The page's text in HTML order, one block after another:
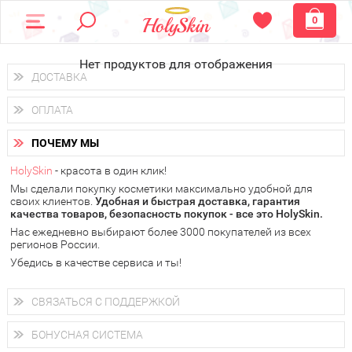
0
Нет продуктов для отображения
ДОСТАВКА
Доставка осуществляетсяпо всем городам России.
Вы можете выбрать доставку курьером, Почтой России или
получить заказ в пунктах выдачи PickPoint или пункте
самовывоза.
В 20 городах России доставка осуществляется ужена
следующий день.
у Вас всегда есть возможность получитьбесплатную
доставку от HolySkin.
подробнее об условиях доставки и оплаты в Вашем городе
ОПЛАТА
Вы можете оплатить свой заказ любым удобным способом:
наличными деньгами (
через интернет-банк (Альфа-банк, Сбербанк) и другими
электронными способами.
ПОЧЕМУ МЫ
HolySkin - красота в один клик!
Мы сделали покупку косметики максимально удобной для
своих клиентов. Удобная и быстрая доставка, гарантия
качества товаров, безопасность покупок - все это HolySkin.
Нас ежедневно выбирают более 3000 покупателей из всех
регионов России.
Убедись в качестве сервиса и ты!
СВЯЗАТЬСЯ С ПОДДЕРЖКОЙ
+7 (800) 707-24-55
Мы будем рады ответить на все Ваши вопросы по работе
магазина, проконсультировать по товарам, рассказать о
БОНУСНАЯ СИСТЕМА